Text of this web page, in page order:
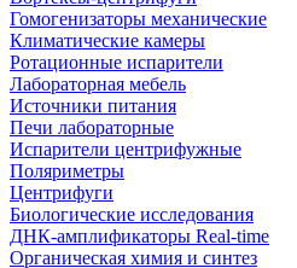
Гомогенизаторы механические
Климатические камеры
Ротационные испарители
Лабораторная мебель
Источники питания
Печи лабораторные
Испарители центрифужные
Поляриметры
Центрифуги
Биологические исследования
ДНК-амплификаторы Real-time
Органическая химия и синтез